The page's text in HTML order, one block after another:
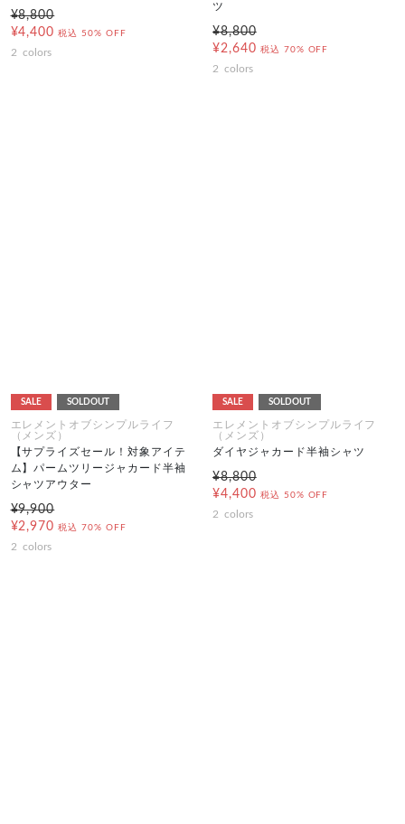
¥8,800
¥4,400 税込 50% OFF
2 colors
ツ
¥8,800
¥2,640 税込 70% OFF
2 colors
SALE SOLDOUT
エレメントオブシンプルライフ
（メンズ）
【サプライズセール！対象アイテ
ム】パームツリージャカード半袖
シャツアウター
¥9,900
¥2,970 税込 70% OFF
2 colors
SALE SOLDOUT
エレメントオブシンプルライフ
（メンズ）
ダイヤジャカード半袖シャツ
¥8,800
¥4,400 税込 50% OFF
2 colors